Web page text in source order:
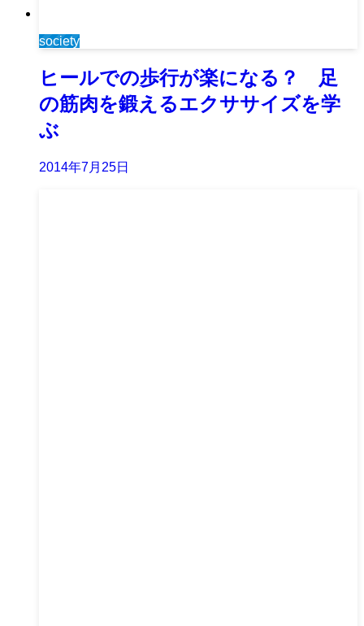
society
ヒールでの歩行が楽になる？ 足
の筋肉を鍛えるエクササイズを学
ぶ
2014年7月25日